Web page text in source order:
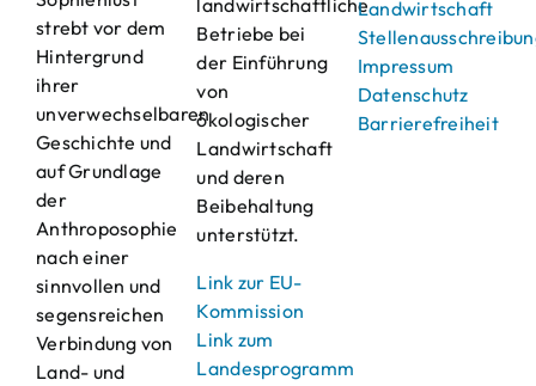
strebt vor dem
Hintergrund
ihrer
unverwechselbaren
Geschichte und
auf Grundlage
der
Anthroposophie
nach einer
sinnvollen und
segensreichen
Verbindung von
Land- und
landwirtschaftliche
Betriebe bei
der Einführung
von
ökologischer
Landwirtschaft
und deren
Beibehaltung
unterstützt.
Link zur EU-
Kommission
Link zum
Landesprogramm
Landwirtschaft
Impressum
Datenschutz
Barrierefreiheit